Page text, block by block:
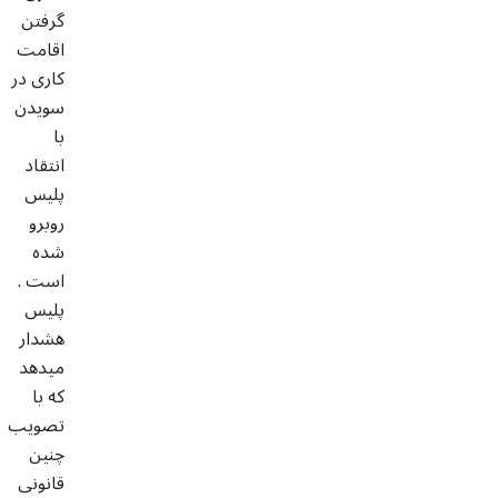
گرفتن
اقامت
کاری در
سويدن
با
انتقاد
پلیس
روبرو
شده
است .
پلیس
هشدار
میدهد
که با
تصویب
چنین
قانونی